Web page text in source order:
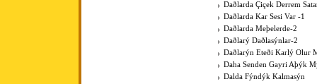
Daðlarda Çiçek Derrem
Daðlarda Kar Sesi Var -1
Daðlarda Meþelerde-2
Daðlarý Daðlasýnlar-2
Daðlarýn Eteði Karlý Olur
Daha Senden Gayri Aþýk
Dalda Fýndýk Kalmasýn